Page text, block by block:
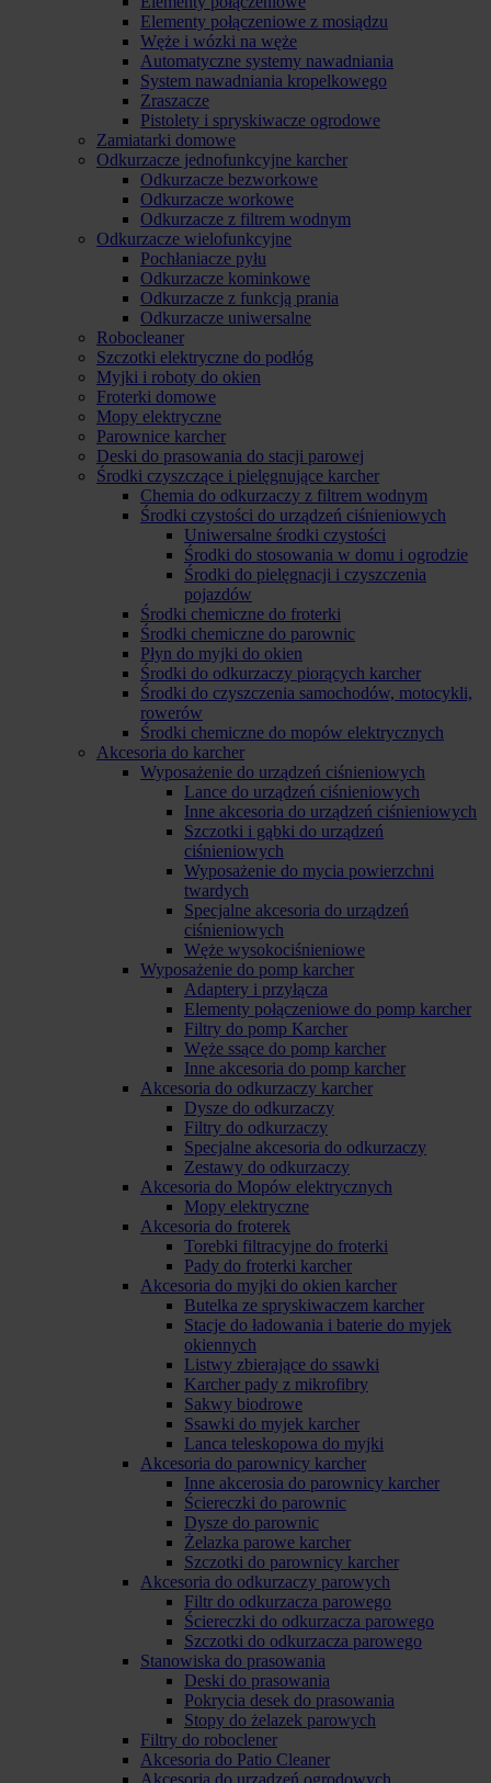
Elementy połączeniowe z mosiądzu
Węże i wózki na węże
Automatyczne systemy nawadniania
System nawadniania kropelkowego
Zraszacze
Pistolety i spryskiwacze ogrodowe
Zamiatarki domowe
Odkurzacze jednofunkcyjne karcher
Odkurzacze bezworkowe
Odkurzacze workowe
Odkurzacze z filtrem wodnym
Odkurzacze wielofunkcyjne
Pochłaniacze pyłu
Odkurzacze kominkowe
Odkurzacze z funkcją prania
Odkurzacze uniwersalne
Robocleaner
Szczotki elektryczne do podłóg
Myjki i roboty do okien
Froterki domowe
Mopy elektryczne
Parownice karcher
Deski do prasowania do stacji parowej
Środki czyszczące i pielęgnujące karcher
Chemia do odkurzaczy z filtrem wodnym
Środki czystości do urządzeń ciśnieniowych
Uniwersalne środki czystości
Środki do stosowania w domu i ogrodzie
Środki do pielęgnacji i czyszczenia
pojazdów
Środki chemiczne do froterki
Środki chemiczne do parownic
Płyn do myjki do okien
Środki do odkurzaczy piorących karcher
Środki do czyszczenia samochodów, motocykli,
rowerów
Środki chemiczne do mopów elektrycznych
Akcesoria do karcher
Wyposażenie do urządzeń ciśnieniowych
Lance do urządzeń ciśnieniowych
Inne akcesoria do urządzeń ciśnieniowych
Szczotki i gąbki do urządzeń
ciśnieniowych
Wyposażenie do mycia powierzchni
twardych
Specjalne akcesoria do urządzeń
ciśnieniowych
Węże wysokociśnieniowe
Wyposażenie do pomp karcher
Adaptery i przyłącza
Elementy połączeniowe do pomp karcher
Filtry do pomp Karcher
Węże ssące do pomp karcher
Inne akcesoria do pomp karcher
Akcesoria do odkurzaczy karcher
Dysze do odkurzaczy
Filtry do odkurzaczy
Specjalne akcesoria do odkurzaczy
Zestawy do odkurzaczy
Akcesoria do Mopów elektrycznych
Mopy elektryczne
Akcesoria do froterek
Torebki filtracyjne do froterki
Pady do froterki karcher
Akcesoria do myjki do okien karcher
Butelka ze spryskiwaczem karcher
Stacje do ładowania i baterie do myjek
okiennych
Listwy zbierające do ssawki
Karcher pady z mikrofibry
Sakwy biodrowe
Ssawki do myjek karcher
Lanca teleskopowa do myjki
Akcesoria do parownicy karcher
Inne akcerosia do parownicy karcher
Ściereczki do parownic
Dysze do parownic
Żelazka parowe karcher
Szczotki do parownicy karcher
Akcesoria do odkurzaczy parowych
Filtr do odkurzacza parowego
Ściereczki do odkurzacza parowego
Szczotki do odkurzacza parowego
Stanowiska do prasowania
Deski do prasowania
Pokrycia desek do prasowania
Stopy do żelazek parowych
Filtry do roboclener
Akcesoria do Patio Cleaner
Akcesoria do urządzeń ogrodowych